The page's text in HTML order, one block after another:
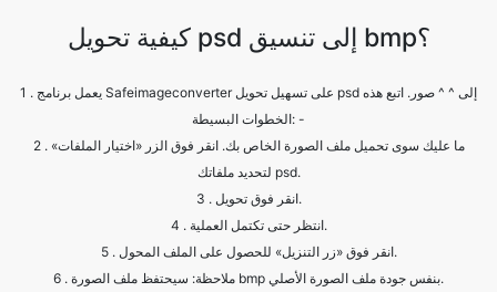
3 . انقر فوق تحويل.
5 . انقر فوق «زر التنزيل» للحصول على الملف المحول.